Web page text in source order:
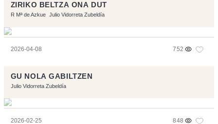
ZIRIKO BELTZA ONA DUT
R Mª de Azkue Julio Vidorreta Zubeldía
2026-04-08 752
GU NOLA GABILTZEN
Julio Vidorreta Zubeldía
2026-02-25 848